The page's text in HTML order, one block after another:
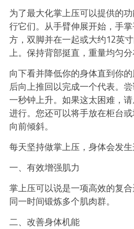
为了最大化掌上压可以提供的
行它们。从手臂伸展开始，手
方，双脚并在一起或大约12英
上。保持背部挺直，重量均匀分
向下看并降低你的身体直到你
后向上推回以完成一个代表。
一秒钟上升。如果这太困难，
进行。您还可以将手放在柜台
向前倾斜。
每天坚持做掌上压，身体会发生
​​​​一、有效增强肌力
掌上压可以说是一项高效的复
同一时间锻炼多个肌肉群。
二、改善身体机能